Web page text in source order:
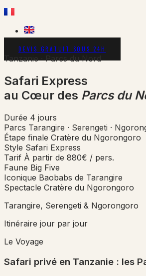
DEVIS GRATUIT SOUS 24H
Tanzanie · Parcs du Nord
Safari Express
au Cœur des Parcs du
Durée 4 jours
Parcs Tarangire · Serengeti ·
Étape finale Cratère du Ngorongoro
Style Safari Express
Tarif À partir de 880€ / pers.
Faune Big Five
Iconique Baobabs de Tarangire
Spectacle Cratère du Ngorongoro
Tarangire, Serengeti & Ngorongoro
Itinéraire jour par jour
Le Voyage
Safari privé en Tanzanie : les